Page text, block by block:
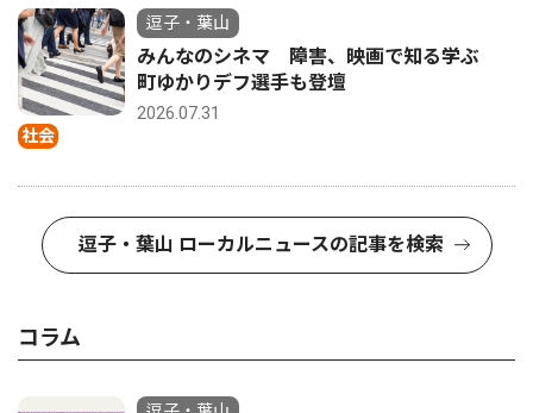
社会
逗子・葉山
みんなのシネマ 障害、映画で知る学ぶ
町ゆかりデフ選手も登壇
2026.07.31
逗子・葉山 ローカルニュースの記事を検索
コラム